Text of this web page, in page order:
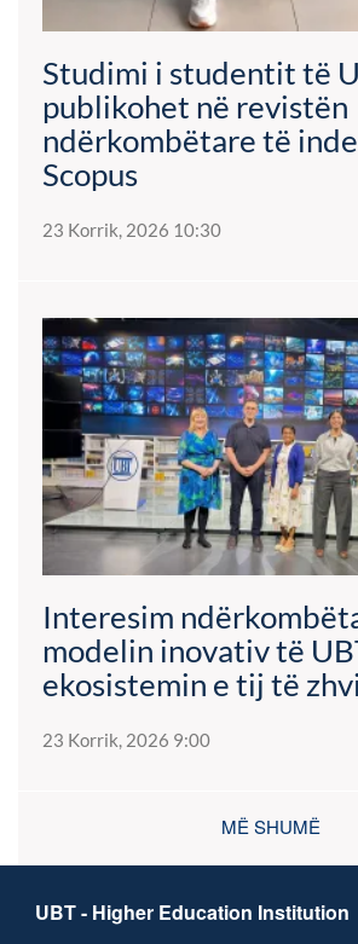
Studimi i studentit të
publikohet në revistën
ndërkombëtare të
Scopus
23 Korrik, 2026 10:30
Interesim
modelin inovativ të
ekosistemin e tij të
23 Korrik, 2026 9:00
MË SHUMË
UBT - Higher Education Institution